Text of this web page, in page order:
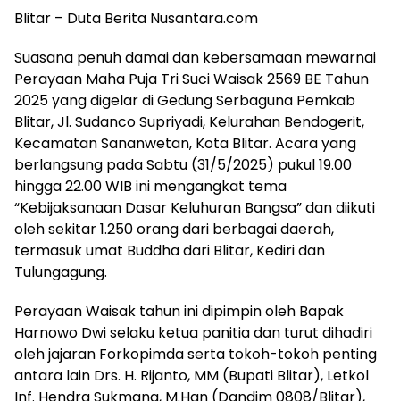
Blitar – Duta Berita Nusantara.com
Suasana penuh damai dan kebersamaan mewarnai
Perayaan Maha Puja Tri Suci Waisak 2569 BE Tahun
2025 yang digelar di Gedung Serbaguna Pemkab
Blitar, Jl. Sudanco Supriyadi, Kelurahan Bendogerit,
Kecamatan Sananwetan, Kota Blitar. Acara yang
berlangsung pada Sabtu (31/5/2025) pukul 19.00
hingga 22.00 WIB ini mengangkat tema
“Kebijaksanaan Dasar Keluhuran Bangsa” dan diikuti
oleh sekitar 1.250 orang dari berbagai daerah,
termasuk umat Buddha dari Blitar, Kediri dan
Tulungagung.
Perayaan Waisak tahun ini dipimpin oleh Bapak
Harnowo Dwi selaku ketua panitia dan turut dihadiri
oleh jajaran Forkopimda serta tokoh-tokoh penting
antara lain Drs. H. Rijanto, MM (Bupati Blitar), Letkol
Inf. Hendra Sukmana, M.Han (Dandim 0808/Blitar),